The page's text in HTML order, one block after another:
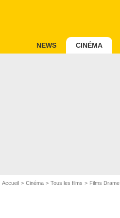
NEWS CINÉMA
Accueil Cinéma Tous les films Films Drame